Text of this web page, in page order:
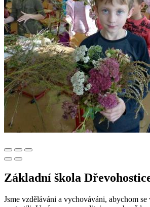
Základní škola
Jsme vzděláváni a vychováváni, abychom se